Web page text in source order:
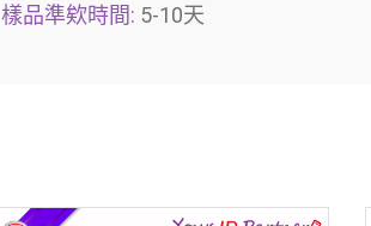
樣品準欸時間: 5-10天